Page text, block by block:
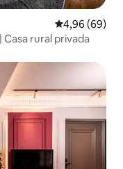
4,96 de
4,96 (69)
Casa rural privada